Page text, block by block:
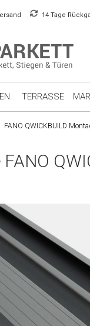
14 Tage
TERRASSE
FANO QWICKBUILD
FANO